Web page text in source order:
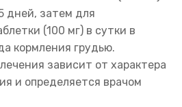
дней, затем для
(100 мг) в сутки в
кормления грудью.
зависит от характера
и определяется врачом